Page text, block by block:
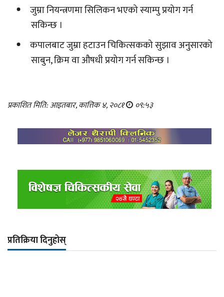
जुम्रा नियन्त्रणमा सिलिकन भएको स्याम्पु प्रयोग गर्न
सकिन्छ ।
कपालबाट जुम्रा हटाउन चिकित्सकको सुझाव अनुसारको
साबुन, क्रिम वा औषधी प्रयोग गर्न सकिन्छ ।
प्रकाशित मिति: आइतबार, कात्तिक ४, २०८१ ०९:५३
प्रतिक्रिया दिनुहोस्